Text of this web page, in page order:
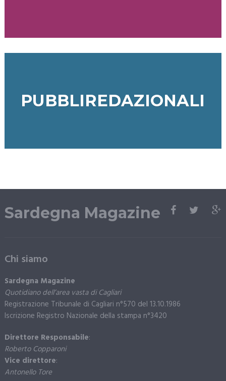
PUBBLIREDAZIONALI
Sardegna Magazine
Chi siamo
Sardegna Magazine
Quotidiano dell’area vasta di Cagliari
Registrazione Tribunale di Cagliari n°570 del 13.10.1986
Iscrizione Registro Nazionale della stampa n°3420
Direttore Responsabile:
Roberto Copparoni
Vice direttore:
Antonello Tore